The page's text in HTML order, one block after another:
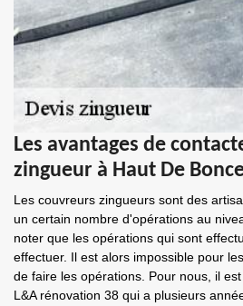
Les avantages de
zingueur à Haut De
Les couvreurs zingueurs sont des
un certain nombre d'opérations au
noter que les opérations qui sont
effectuer. Il est alors impossible pour
de faire les opérations. Pour nous, il
L&A rénovation 38 qui a plusieurs